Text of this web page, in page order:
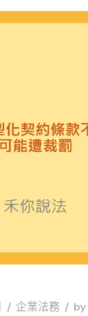
企業法務 by